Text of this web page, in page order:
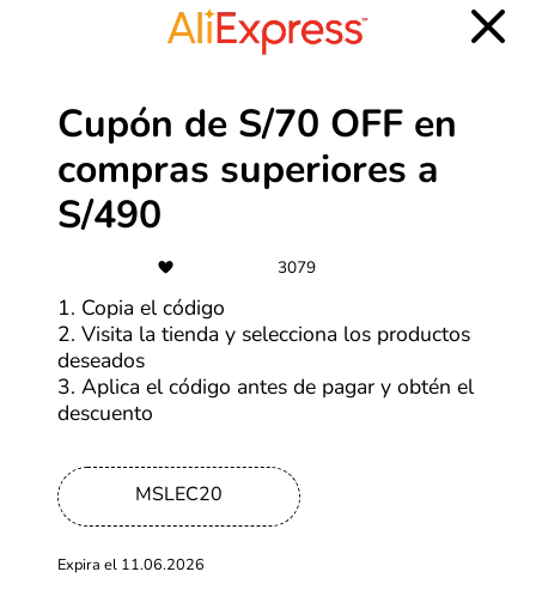
Envío gratis a todo el país en todos
los productos
Cuotas
Compra con hasta 18 cuotas sin
Más cupones de Reuse
Envío gratis
Cupón de S/70 OFF en
compras superiores a
S/490
3079
1. Copia el código
2. Visita la tienda y selecciona los productos
deseados
3. Aplica el código antes de pagar y obtén el
descuento
MSLEC20
Expira el 11.06.2026